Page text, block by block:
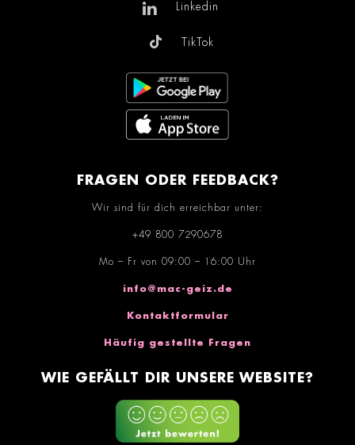
Linkedin
TikTok
FRAGEN ODER FEEDBACK?
Wir sind für dich erreichbar unter:
+49 800 7290678
Mo – Fr von 09:00 – 16:00 Uhr
info@mac-geiz.de
Kontaktformular
Häufig gestellte Fragen
WIE GEFÄLLT DIR UNSERE WEBSITE?